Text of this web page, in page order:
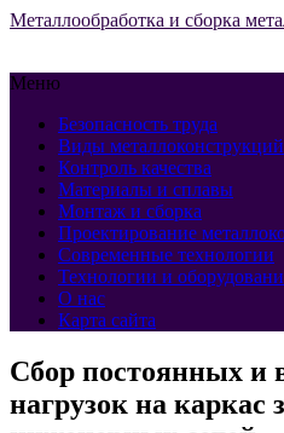
Металлообработка и сборка
Меню
Безопасность труда
Виды металлоконструкций
Контроль качества
Материалы и сплавы
Монтаж и сборка
Проектирование
Современные технологии
Технологии и
О нас
Карта сайта
Сбор постоянных и
нагрузок на каркас